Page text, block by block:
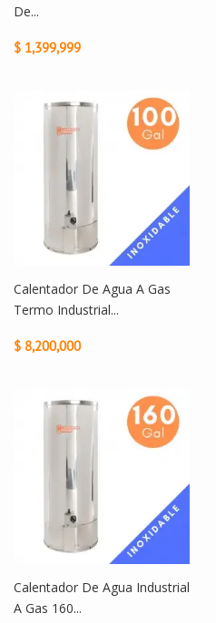
De...
$ 1,399,999
Calentador De Agua A Gas
Termo Industrial...
$ 8,200,000
Calentador De Agua Industrial
A Gas 160...